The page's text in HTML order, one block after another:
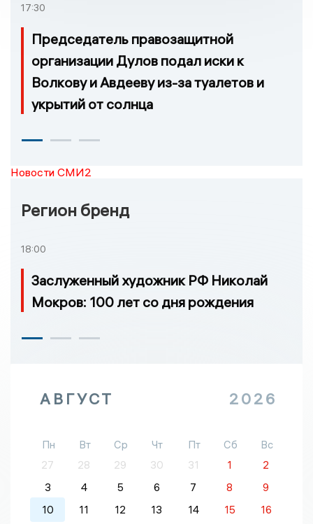
17:30
Председатель правозащитной
организации Дулов подал иски к
Волкову и Авдееву из-за туалетов и
укрытий от солнца
Новости СМИ2
Регион бренд
18:00
Заслуженный художник РФ Николай
Мокров: 100 лет со дня рождения
АВГУСТ 2026
Пн Вт Ср Чт Пт Сб
Вс
27
28 29 30 31 1
2
3
4 5 6 7 8
9
10
11 12 13 14 15
16